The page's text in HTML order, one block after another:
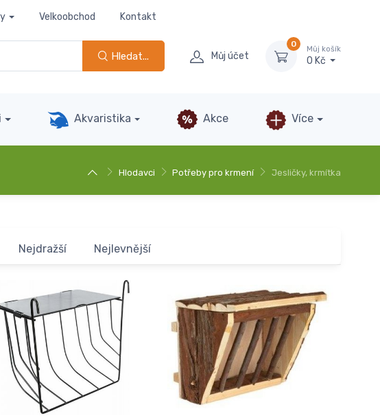
Velkoobchod Kontakt
Hledat... Můj účet
0
Můj košík
0 Kč
Akvaristika Akce Více
Hlodavci Potřeby pro krmení Jesličky, krmítka
Nejdražší Nejlevnější